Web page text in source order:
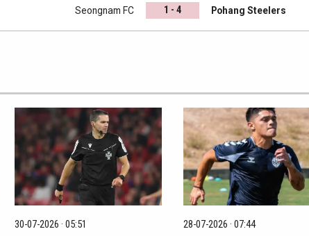
Seongnam FC 1 - 4 Pohang Steelers
30-07-2026 · 05:51 28-07-2026 · 07:44